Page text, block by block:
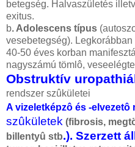
betegség. Halvaszületés
exitus.
b. Adolescens típus
vesebetegség).
40-50 éves korban
nagyszámú tömlô,
Obstruktív
rendszer szûkületei
A vizeletképzô és -elvezetô
szûkületek (fibrosis,
billentyû stb.). Szerzett